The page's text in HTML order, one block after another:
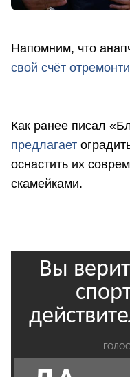
Напомним, что
свой счёт
Как ранее писал
предлагает
оснастить их
скамейками.